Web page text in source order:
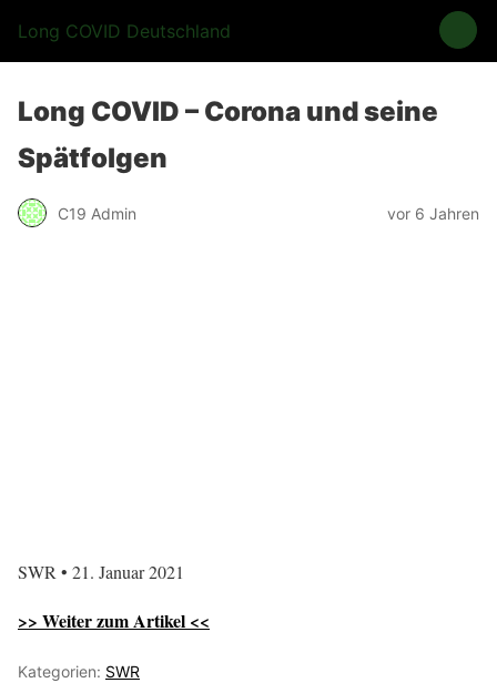
Long COVID Deutschland
Long COVID – Corona und seine
Spätfolgen
C19 Admin vor 6 Jahren
SWR • 21. Januar 2021
>> Weiter zum Artikel <<
Kategorien: SWR